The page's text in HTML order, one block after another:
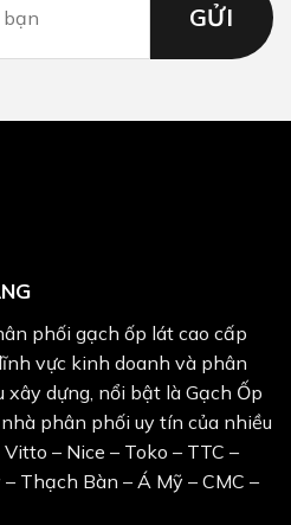
phối gạch ốp lát cao cấp
vực kinh doanh và phân
dựng, nổi bật là Gạch Ốp
phân phối uy tín của nhiều
– Nice – Toko – TTC –
Thạch Bàn – Á Mỹ – CMC –